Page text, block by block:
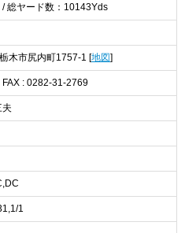
/ 総ヤード数：10143Yds
木市尻内町1757-1 [ 地図
FAX : 0282-31-2769
夫
1